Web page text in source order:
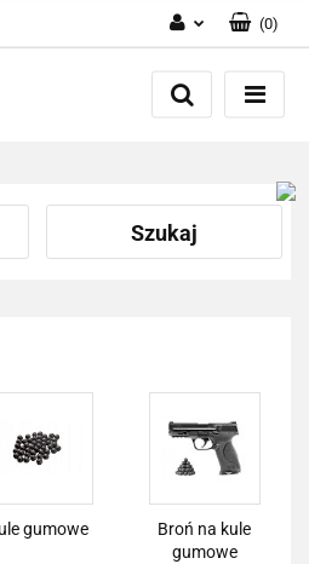
Zaloguj się
Zarejestruj się
(0)
Szukaj
gumowe
Broń na kule
gumowe